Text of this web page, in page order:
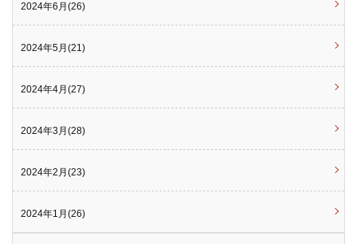
2024年6月(26)
2024年5月(21)
2024年4月(27)
2024年3月(28)
2024年2月(23)
2024年1月(26)